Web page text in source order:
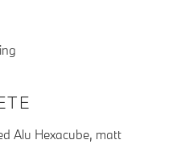
Alu Hexacube, matt